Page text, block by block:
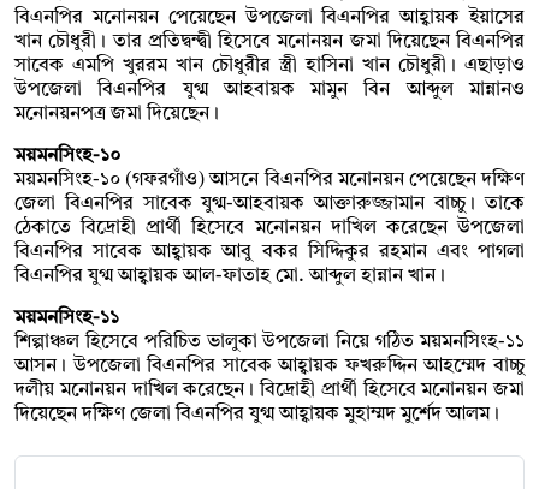
বিএনপির মনোনয়ন পেয়েছেন উপজেলা বিএনপির আহ্বায়ক ইয়াসের
খান চৌধুরী। তার প্রতিদ্বন্দ্বী হিসেবে মনোনয়ন জমা দিয়েছেন বিএনপির
সাবেক এমপি খুররম খান চৌধুরীর স্ত্রী হাসিনা খান চৌধুরী। এছাড়াও
উপজেলা বিএনপির যুগ্ম আহবায়ক মামুন বিন আব্দুল মান্নানও
মনোনয়নপত্র জমা দিয়েছেন।
ময়মনসিংহ-১০
ময়মনসিংহ-১০ (গফরগাঁও) আসনে বিএনপির মনোনয়ন পেয়েছেন দক্ষিণ
জেলা বিএনপির সাবেক যুগ্ম-আহবায়ক আক্তারুজ্জামান বাচ্চু। তাকে
ঠেকাতে বিদ্রোহী প্রার্থী হিসেবে মনোনয়ন দাখিল করেছেন উপজেলা
বিএনপির সাবেক আহ্বায়ক আবু বকর সিদ্দিকুর রহমান এবং পাগলা
বিএনপির যুগ্ম আহ্বায়ক আল-ফাতাহ মো. আব্দুল হান্নান খান।
ময়মনসিংহ-১১
শিল্পাঞ্চল হিসেবে পরিচিত ভালুকা উপজেলা নিয়ে গঠিত ময়মনসিংহ-১১
আসন। উপজেলা বিএনপির সাবেক আহ্বায়ক ফখরুদ্দিন আহম্মেদ বাচ্চু
দলীয় মনোনয়ন দাখিল করেছেন। বিদ্রোহী প্রার্থী হিসেবে মনোনয়ন জমা
দিয়েছেন দক্ষিণ জেলা বিএনপির যুগ্ম আহ্বায়ক মুহাম্মদ মুর্শেদ আলম।